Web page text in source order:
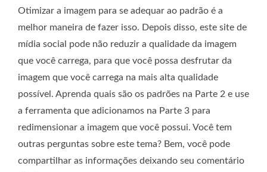
Otimizar a imagem para se adequar ao padrão é a
melhor maneira de fazer isso. Depois disso, este site de
mídia social pode não reduzir a qualidade da imagem
que você carrega, para que você possa desfrutar da
imagem que você carrega na mais alta qualidade
possível. Aprenda quais são os padrões na Parte 2 e use
a ferramenta que adicionamos na Parte 3 para
redimensionar a imagem que você possui. Você tem
outras perguntas sobre este tema? Bem, você pode
compartilhar as informações deixando seu comentário